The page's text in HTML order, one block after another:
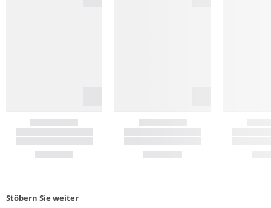
Stöbern Sie weiter